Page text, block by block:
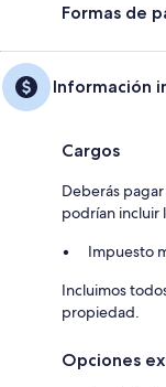
Formas de
Información
Cargos
Deberás
podrían incluir
Impuesto
Incluimos
propiedad.
Opciones